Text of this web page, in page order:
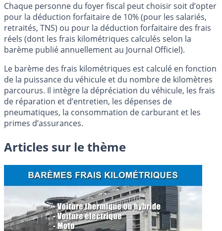
Chaque personne du foyer fiscal peut choisir soit d’opter
pour la déduction forfaitaire de 10% (pour les salariés,
retraités, TNS) ou pour la déduction forfaitaire des frais
réels (dont les frais kilométriques calculés selon la
barème publié annuellement au Journal Officiel).
Le barème des frais kilométriques est calculé en fonction
de la puissance du véhicule et du nombre de kilomètres
parcourus. Il intègre la dépréciation du véhicule, les frais
de réparation et d’entretien, les dépenses de
pneumatiques, la consommation de carburant et les
primes d’assurances.
Articles sur le thème